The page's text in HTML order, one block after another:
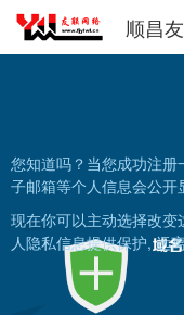
顺昌
您知道吗？当您成功注
子邮箱等个人信息会公开
现在你可以主动选择改
人隐私信息提供保护, 远